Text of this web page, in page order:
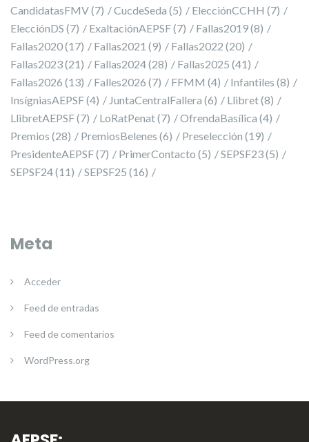
CandidatasFMV(7) CucdeSeda (5) ElecciónCCHH (7)
ElecciónDS (7) ExaltaciónAEPSF(7) Fallas2019(8)
Fallas2020(17) Fallas2021 (9) Fallas2022 (20)
Fallas2023(21) Fallas2024(28) Fallas2025 (41)
Fallas2026 (13) Falles2026 (7) FFMM (4) Infantiles (8)
InsígniasAEPSF(4) JuntaCentralFallera (6) Llibret(8)
LlibretAEPSF(7) LoRatPenat(7) OfrendaBasílica (4)
Premios (28) PremiosBelenes (6) Preselección (19)
PresidenteAEPSF(7) PrimerContacto (5) SEPSF23(5)
SEPSF24(11) SEPSF25 (16)
Meta
Acceder
Feed de entradas
Feed de comentarios
WordPress.org